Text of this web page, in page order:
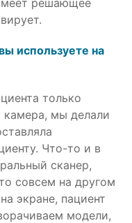
решающее
используете на
только
камера, мы делали
Что-то и в
сканер,
совсем на другом
экране, пациент
модели,